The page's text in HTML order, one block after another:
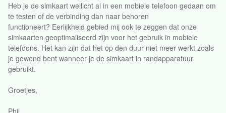
Heb je de simkaart wellicht al in een mobiele telefoon gedaan om
te testen of de verbinding dan naar behoren
functioneert? Eerlijkheid gebied mij ook te zeggen dat onze
simkaarten geoptimaliseerd zijn voor het gebruik in mobiele
telefoons. Het kan zijn dat het op den duur niet meer werkt zoals
je gewend bent wanneer je de simkaart in randapparatuur
gebruikt.
Groetjes,
Phil